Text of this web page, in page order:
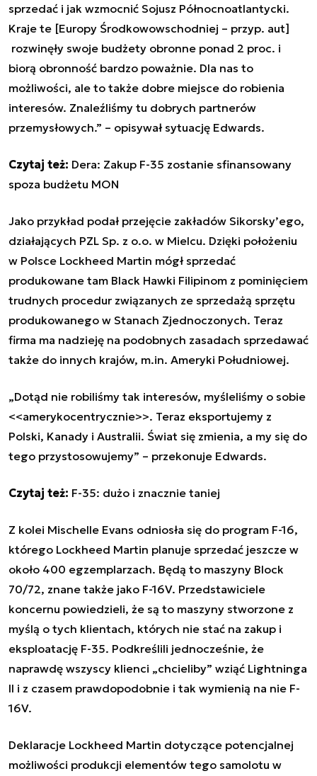
sprzedać i jak wzmocnić Sojusz Północnoatlantycki.
Kraje te [Europy Środkowowschodniej – przyp. aut]
rozwinęły swoje budżety obronne ponad 2 proc. i
biorą obronność bardzo poważnie. Dla nas to
możliwości, ale to także dobre miejsce do robienia
interesów. Znaleźliśmy tu dobrych partnerów
przemysłowych.” – opisywał sytuację Edwards.
Czytaj też: Dera: Zakup F-35 zostanie sfinansowany
spoza budżetu MON
Jako przykład podał przejęcie zakładów Sikorsky’ego,
działających PZL Sp. z o.o. w Mielcu. Dzięki położeniu
w Polsce Lockheed Martin mógł sprzedać
produkowane tam Black Hawki Filipinom z pominięciem
trudnych procedur związanych ze sprzedażą sprzętu
produkowanego w Stanach Zjednoczonych. Teraz
firma ma nadzieję na podobnych zasadach sprzedawać
także do innych krajów, m.in. Ameryki Południowej.
„Dotąd nie robiliśmy tak interesów, myśleliśmy o sobie
<<amerykocentrycznie>>. Teraz eksportujemy z
Polski, Kanady i Australii. Świat się zmienia, a my się do
tego przystosowujemy” – przekonuje Edwards.
Czytaj też: F-35: dużo i znacznie taniej
Z kolei Mischelle Evans odniosła się do program F-16,
którego Lockheed Martin planuje sprzedać jeszcze w
około 400 egzemplarzach. Będą to maszyny Block
70/72, znane także jako F-16V. Przedstawiciele
koncernu powiedzieli, że są to maszyny stworzone z
myślą o tych klientach, których nie stać na zakup i
eksploatację F-35. Podkreślili jednocześnie, że
naprawdę wszyscy klienci „chcieliby” wziąć Lightninga
II i z czasem prawdopodobnie i tak wymienią na nie F-
16V.
Deklaracje Lockheed Martin dotyczące potencjalnej
możliwości produkcji elementów tego samolotu w